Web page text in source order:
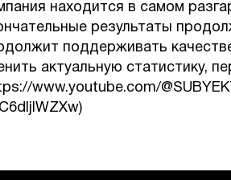
находится в самом
результаты
поддерживать
актуальную статистику,
www.youtube.com/